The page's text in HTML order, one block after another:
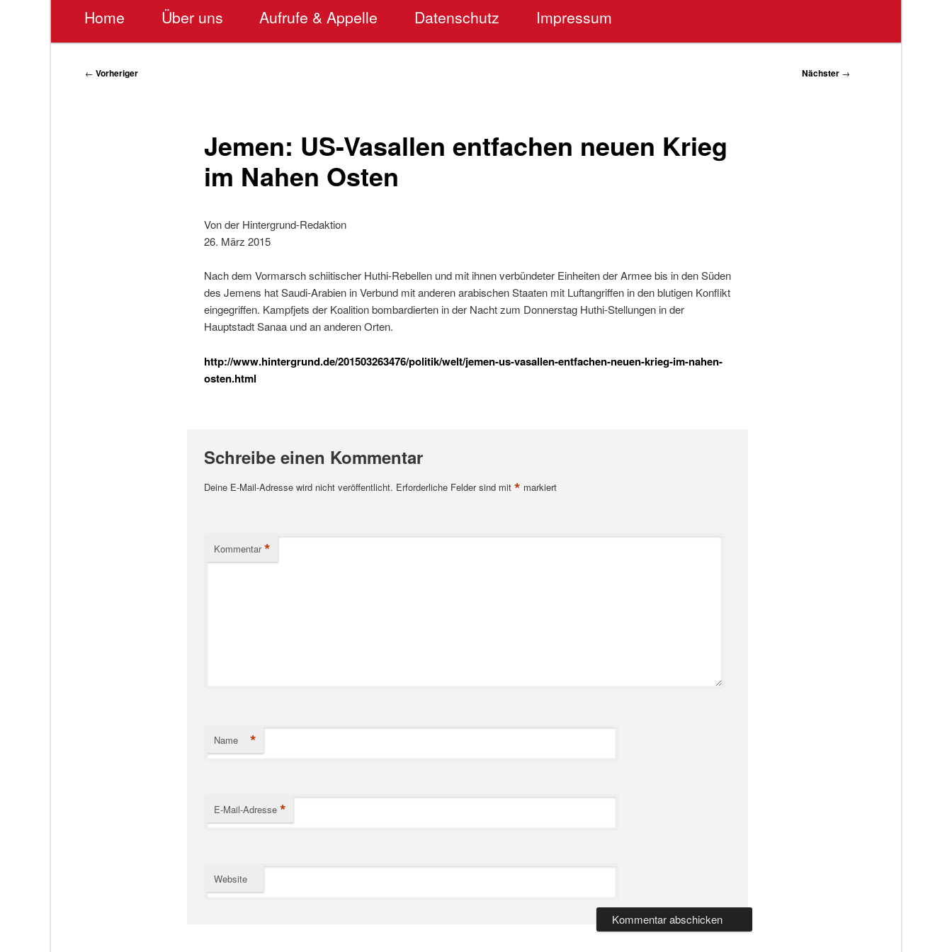
Home Über uns Aufrufe & Appelle Datenschutz Impressum
Beitragsnavigation
← Vorheriger Nächster →
Jemen: US-Vasallen entfachen neuen Krieg
im Nahen Osten
Von der Hintergrund-Redaktion
26. März 2015
Nach dem Vormarsch schiitischer Huthi-Rebellen und mit ihnen verbündeter Einheiten der Armee bis in den Süden
des Jemens hat Saudi-Arabien in Verbund mit anderen arabischen Staaten mit Luftangriffen in den blutigen Konflikt
eingegriffen. Kampfjets der Koalition bombardierten in der Nacht zum Donnerstag Huthi-Stellungen in der
Hauptstadt Sanaa und an anderen Orten.
http://www.hintergrund.de/201503263476/politik/welt/jemen-us-vasallen-entfachen-neuen-krieg-im-nahen-
osten.html
Schreibe einen Kommentar
Deine E-Mail-Adresse wird nicht veröffentlicht. Erforderliche Felder sind mit * markiert
Kommentar *
Name *
E-Mail-Adresse *
Website